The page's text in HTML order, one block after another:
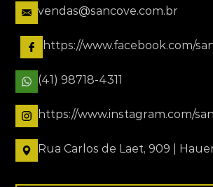
vendas@sancove.com.br
https://www.facebook.com/
(41) 98718-4311
https://www.instagram.com/
Rua Carlos de Laet, 909 |